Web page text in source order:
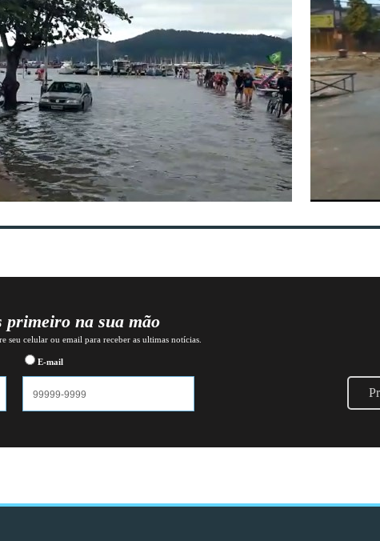
primeiro na sua mão
seu celular ou email para receber as ultimas notícias.
E-mail